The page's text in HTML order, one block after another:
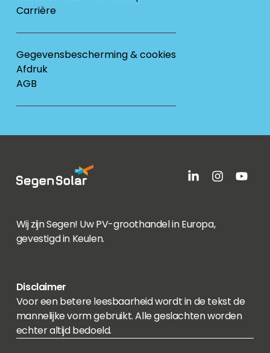
Carrière
Gegevensbescherming & cookies
Afdruk
AGB
Wij zijn Segen! Uw PV-groothandel in Europa,
gevestigd in Keulen.
Disclaimer
Voor een betere leesbaarheid wordt in de tekst de
mannelijke vorm gebruikt. Alle geslachten worden
echter altijd bedoeld.